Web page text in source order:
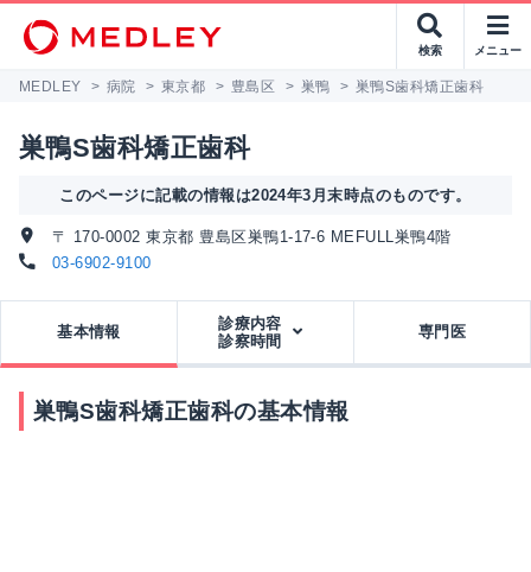
検索 メニュー
MEDLEY > 病院 > 東京都 > 豊島区 > 巣鴨 > 巣鴨S歯科矯正歯科
巣鴨S歯科矯正歯科
このページに記載の情報は2024年3月末時点のものです。
〒 170-0002 東京都 豊島区巣鴨1-17-6 MEFULL巣鴨4階
03-6902-9100
基本情報
診療内容
診察時間
専門医
巣鴨S歯科矯正歯科の基本情報